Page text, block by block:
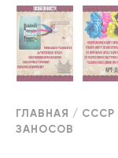
ГЛАВНАЯ / СССР
ЗАНОСОВ